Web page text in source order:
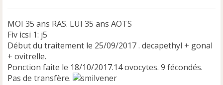
MOI 35 ans RAS. LUI 35 ans AOTS
Fiv icsi 1: j5
Début du traitement le 25/09/2017 . decapethyl + gonal
+ ovitrelle.
Ponction faite le 18/10/2017.14 ovocytes. 9 fécondés.
Pas de transfère.